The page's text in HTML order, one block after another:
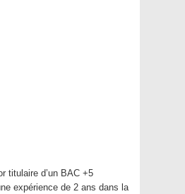
titulaire d’un BAC +5
expérience de 2 ans dans la